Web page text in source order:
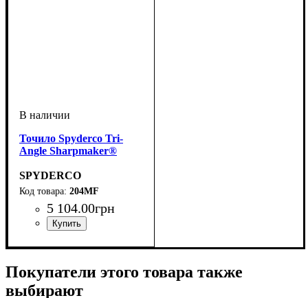
Точило Spyderco Tri-
Angle Sharpmaker®
SPYDERCO
204MF
5 104.00грн
Покупатели этого товара также
выбирают